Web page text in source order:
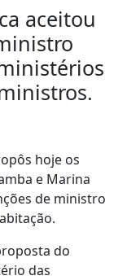
aceitou
hoje os
e Marina
de ministro
do
das